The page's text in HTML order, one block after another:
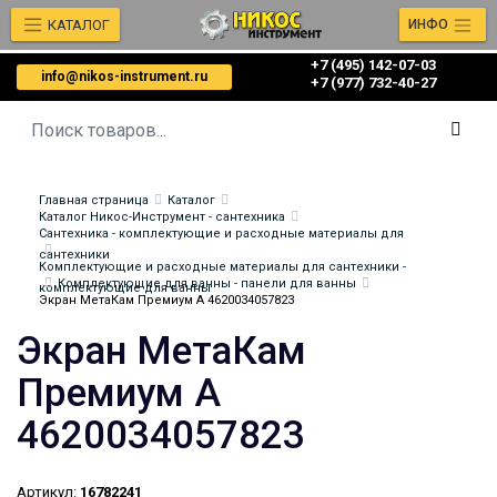
info@nikos-instrument.ru
+7 (495) 142-07-03
‎‎+7 (977) 732-40-27
КАТАЛОГ ИНФО
Главная страница
Каталог
Каталог Никос-Инструмент - сантехника
Сантехника - комплектующие и расходные материалы для
сантехники
Комплектующие и расходные материалы для сантехники -
комплектующие для ванны
Комплектующие для ванны - панели для ванны
Экран МетаКам Премиум А 4620034057823
Экран МетаКам
Премиум А
4620034057823
Артикул: 16782241